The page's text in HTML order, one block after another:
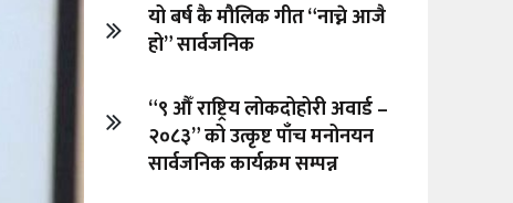
यो बर्ष कै मौलिक गीत “नाच्ने आजै
हो” सार्वजनिक
“९ औँ राष्ट्रिय लोकदोहोरी अवार्ड –
२०८३” को उत्कृष्ट पाँच मनोनयन
सार्वजनिक कार्यक्रम सम्पन्न